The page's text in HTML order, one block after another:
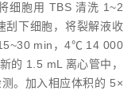
细胞用 TBS 清洗 1~2
刮下细胞，将裂解液收
min，4℃ 14 000
的 1.5 mL 离心管中，
。加入相应体积的 5×